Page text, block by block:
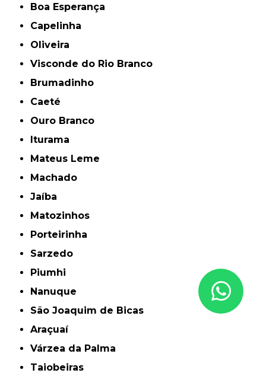
Boa Esperança
Capelinha
Oliveira
Visconde do Rio Branco
Brumadinho
Caeté
Ouro Branco
Iturama
Mateus Leme
Machado
Jaíba
Matozinhos
Porteirinha
Sarzedo
Piumhi
Nanuque
São Joaquim de Bicas
Araçuaí
Várzea da Palma
Taiobeiras